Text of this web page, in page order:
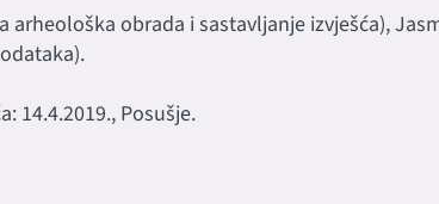
arheološka obrada i sastavljanje izvješća),
14.4.2019., Posušje.